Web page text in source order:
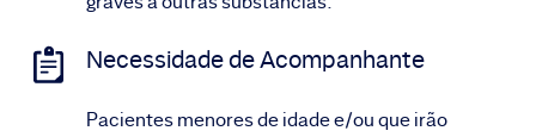
Necessidade de Acompanhante
Pacientes menores de idade e/ou que irão